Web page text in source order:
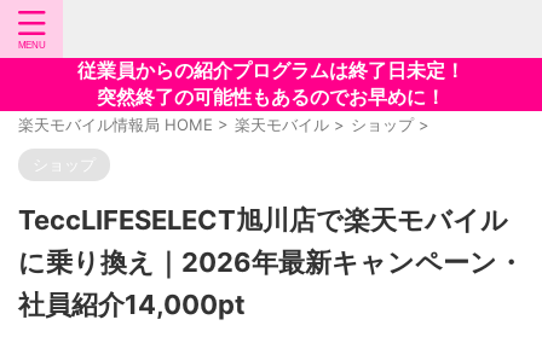
従業員からの紹介プログラムは終了日未定！
突然終了の可能性もあるのでお早めに！
楽天モバイル情報局 HOME > 楽天モバイル > ショップ >
ショップ
TeccLIFESELECT旭川店で楽天モバイル
に乗り換え｜2026年最新キャンペーン・
社員紹介14,000pt